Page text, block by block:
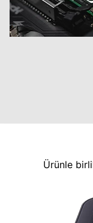
Ürünle